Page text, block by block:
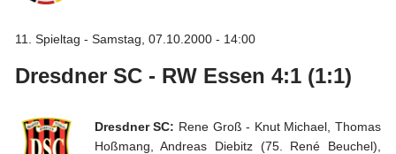
Ergebnisarchiv
Spielerarchiv
Gegnerarchiv
Torschützen
Trainer
Schiedsrichter
Tabellensituation
25
26 27
28
11. Spieltag - Samstag, 07.10.2000 - 14:00
Dresdner SC - RW Essen 4:1 (1:1)
Dresdner SC: Rene Groß - Knut Michael, Thomas
Hoßmang, Andreas Diebitz (75. René Beuchel),